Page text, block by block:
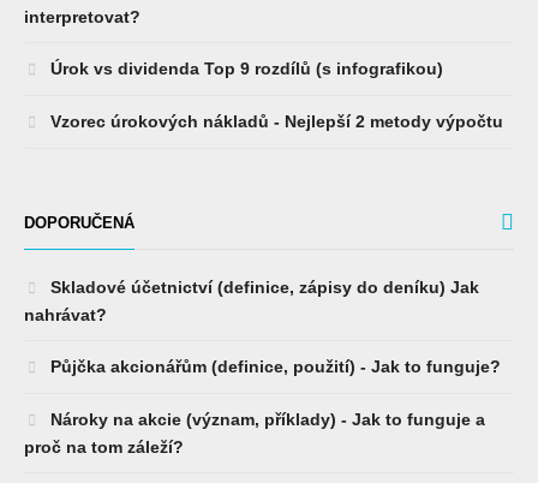
interpretovat?
Úrok vs dividenda Top 9 rozdílů (s infografikou)
Vzorec úrokových nákladů - Nejlepší 2 metody výpočtu
DOPORUČENÁ
Skladové účetnictví (definice, zápisy do deníku) Jak
nahrávat?
Půjčka akcionářům (definice, použití) - Jak to funguje?
Nároky na akcie (význam, příklady) - Jak to funguje a
proč na tom záleží?